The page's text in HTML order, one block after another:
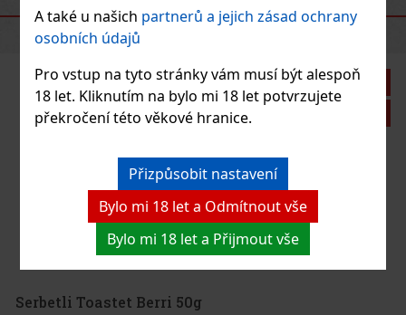
A také u našich partnerů a jejich zásad ochrany
osobních údajů
Pro vstup na tyto stránky vám musí být alespoň
18 let. Kliknutím na bylo mi 18 let potvrzujete
překročení této věkové hranice.
Přizpůsobit nastavení
Bylo mi 18 let a Odmítnout vše
Bylo mi 18 let a Přijmout vše
850 Kč
DOPORUČENÉ PRODUKTY
Sleva: 21%
Akce